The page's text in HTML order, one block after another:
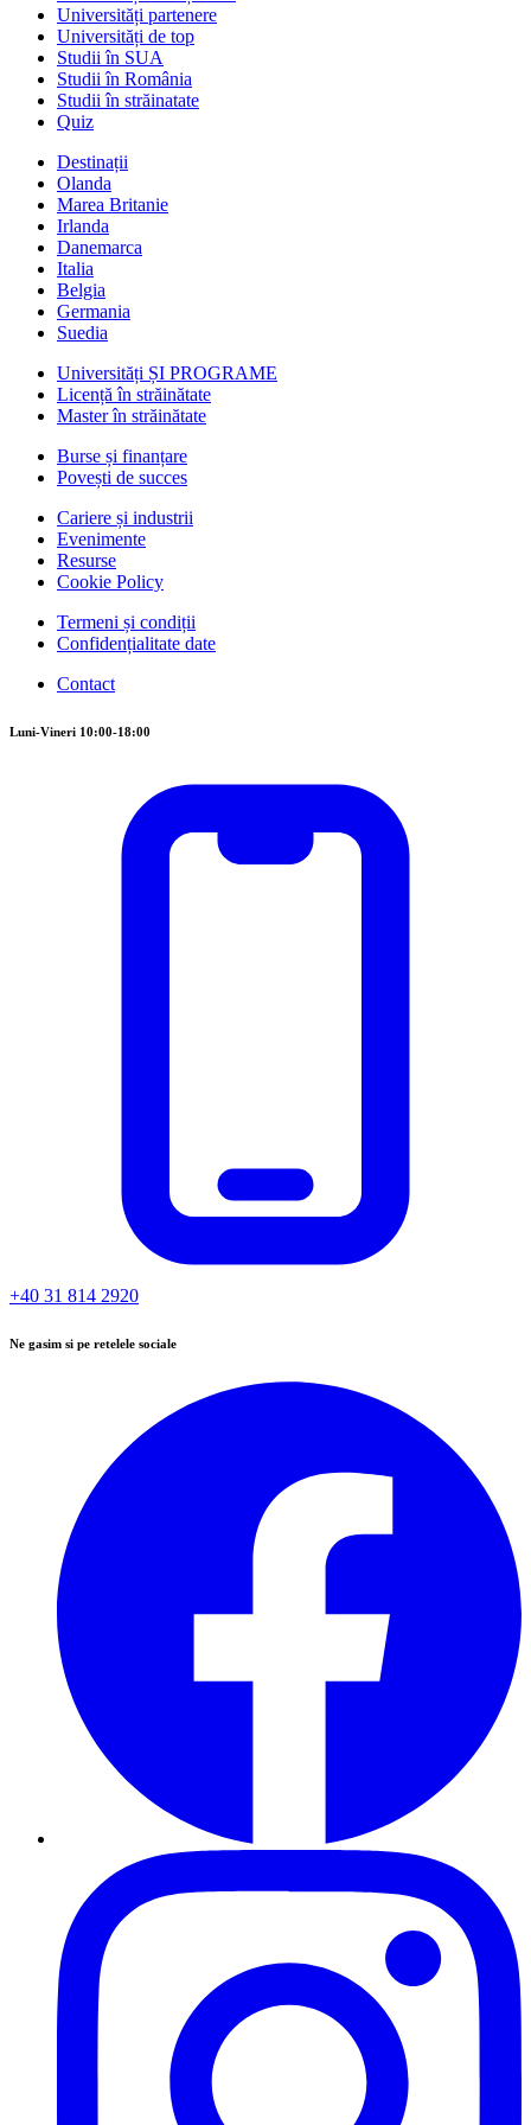
Universități partenere
Universități de top
Studii în SUA
Studii în România
Studii în străinatate
Quiz
Destinații
Olanda
Marea Britanie
Irlanda
Danemarca
Italia
Belgia
Germania
Suedia
Universități ȘI PROGRAME
Licență în străinătate
Master în străinătate
Burse și finanțare
Povești de succes
Cariere și industrii
Evenimente
Resurse
Cookie Policy
Termeni și condiții
Confidențialitate date
Contact
Luni-Vineri 10:00-18:00
+40 31 814 2920
Ne gasim si pe retelele sociale